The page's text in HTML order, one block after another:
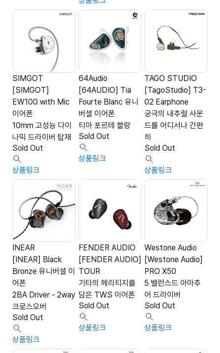
SIMGOT
[SIMGOT]
EW100 with Mic
이어폰
10mm 고성능 다이
나믹 드라이버 탑재
Sold Out
상품링크
64Audio
[64AUDIO] Tia
Fourte Blanc 유니
버셜 이어폰
티아 포르테 블랑
Sold Out
상품링크
TAGO STUDIO
[TagoStudio] T3-
02 Earphone
궁극의 내추럴 사운
드를 어디서나 간편
히
Sold Out
상품링크
INEAR
[INEAR] Black
Bronze 유니버셜 이
어폰
2BA Driver - 2way
크로스오버
Sold Out
상품링크
FENDER AUDIO
[FENDER AUDIO]
TOUR
기타의 헤리티지를
담은 TWS 이어폰
Sold Out
상품링크
Westone Audio
[Westone Audio]
PRO X50
5 밸런스드 아마추
어 드라이버
Sold Out
상품링크